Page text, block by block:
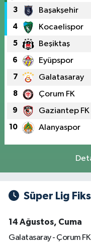
3 Başakşehir
4 Kocaelispor
5 Beşiktaş
6 Eyüpspor
7 Galatasaray
8 Çorum FK
9 Gaziantep FK
10 Alanyaspor
Süper Lig
14 Ağustos, Cuma
Galatasaray - Çorum FK